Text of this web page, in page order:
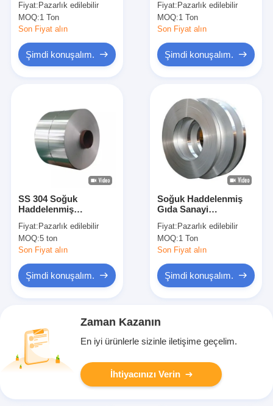
Üst Düzey Ss201
Levha ve Plakalar
Fiyat: Pazarlık edilebilir
MOQ:1 Ton
Son Fiyat alın
Şimdi konuşalım.
SS201 Doğal Renk 304
GH2132
Fiyat: Pazarlık edilebilir
MOQ:1 Ton
Son Fiyat alın
Şimdi konuşalım.
SS 304 Soğuk
Haddelenmiş
Manyetik, 3mm 430 2b
Paslanmaz Çelik Rulo
Fiyat: Pazarlık edilebilir
MOQ:5 ton
Son Fiyat alın
Şimdi konuşalım.
Soğuk Haddelenmiş
Gıda Sanayi
Rulo, Değirmen Kenarı
201 Paslanmaz Çelik
Rulo 201
Fiyat: Pazarlık edilebilir
MOQ:1 Ton
Son Fiyat alın
Şimdi konuşalım.
Zaman Kazanın
En iyi ürünlerle sizinle iletişime geçelim.
İhtiyacınızı Verin